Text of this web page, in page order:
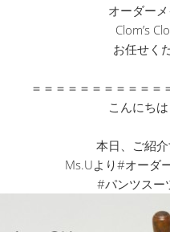
オーダー
Clom’s
お任せく
＝＝＝＝＝＝＝＝＝＝＝
こんにちは
本日、ご紹
Ms.Uより#オーダ
#パンツスー